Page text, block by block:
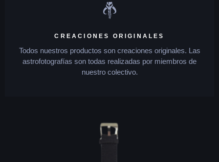
CREACIONES ORIGINALES
Todos nuestros productos son creaciones originales. Las
astrofotografías son todas realizadas por miembros de
nuestro colectivo.